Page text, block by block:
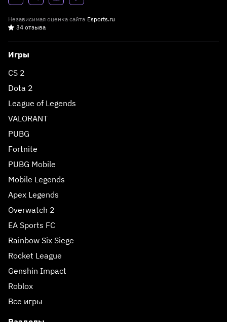
Независимая оценка сайта Esports.ru
34 отзыва
Игры
CS 2
Dota 2
League of Legends
VALORANT
PUBG
Fortnite
PUBG Mobile
Mobile Legends
Apex Legends
Overwatch 2
EA Sports FC
Rainbow Six Siege
Rocket League
Genshin Impact
Roblox
Все игры